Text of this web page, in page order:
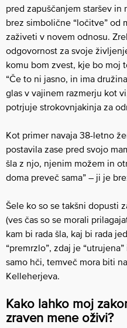
pred zapuščanjem staršev in
brez simbolične “ločitve” od
zaživeti v novem odnosu.
odgovornost za svoje
komu bom zvest, kje bo moj
“Če to ni jasno, in ima
glas v vajinem razmerju kot
potrjuje strokovnjakinja za
Kot primer navaja 38-letno
postavila zase pred svojo
šla z njo, njenim možem in
doma preveč sama” – ji je
Šele ko so se takšni dopusti
(ves čas so se morali
kam bi rada šla, kaj bi rada
“premrzlo”, zdaj je
samo hči, temveč mora biti
Kelleherjeva.
Kako lahko moj
zraven mene oživi?